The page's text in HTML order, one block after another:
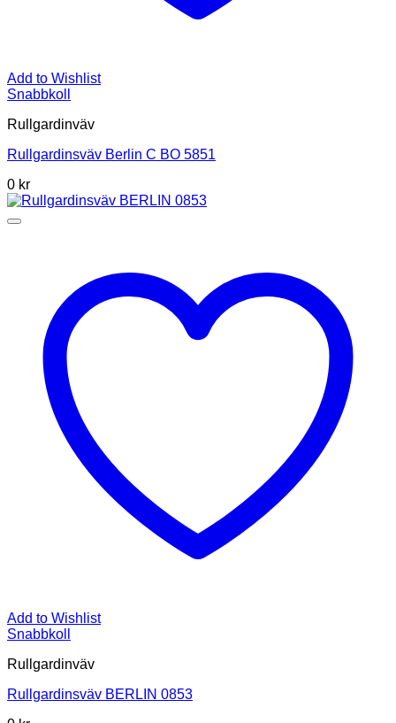
Add to Wishlist
Snabbkoll
Rullgardinväv
Rullgardinsväv Berlin C BO 5851
0 kr
Add to Wishlist
Snabbkoll
Rullgardinväv
Rullgardinsväv BERLIN 0853